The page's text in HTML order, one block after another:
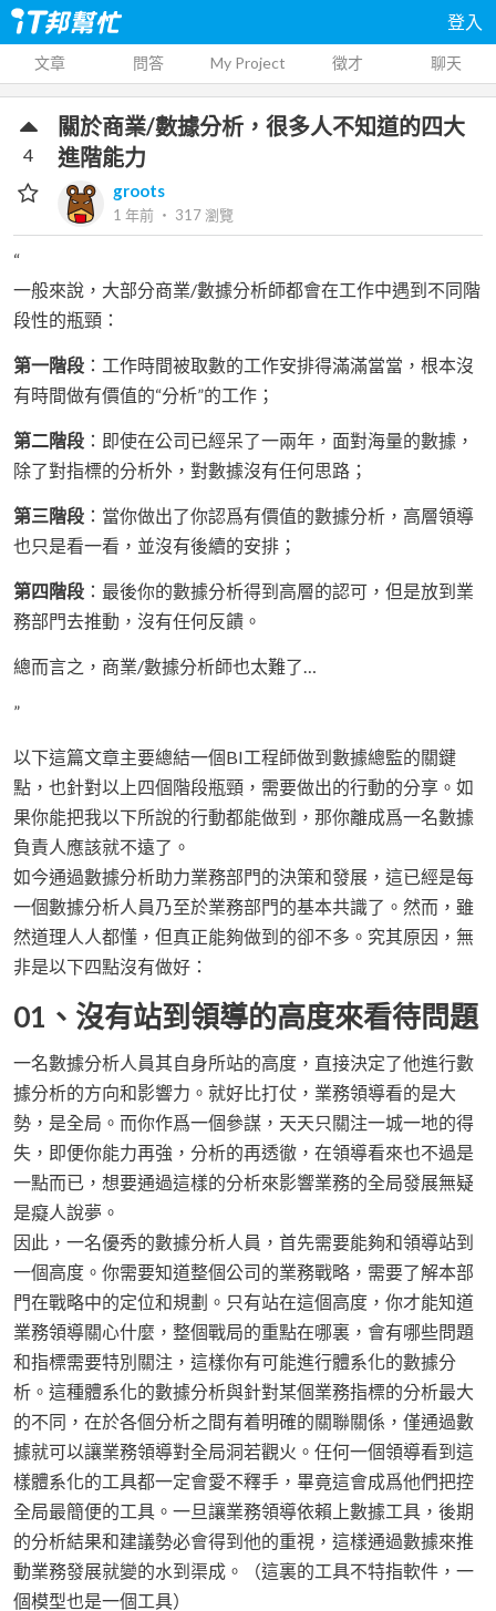
登入
文章 問答 My Project 徵才 聊天
關於商業/數據分析，很多人不知道的四大
進階能力
groots
1 年前 ‧ 317瀏覽
4
“
一般來說，大部分商業/數據分析師都會在工作中遇到不同階
段性的瓶頸：
第一階段 ：工作時間被取數的工作安排得滿滿當當，根本沒
有時間做有價值的“分析”的工作；
第二階段 ：即使在公司已經呆了一兩年，面對海量的數據，
除了對指標的分析外，對數據沒有任何思路；
第三階段 ：當你做出了你認爲有價值的數據分析，高層領導
也只是看一看，並沒有後續的安排；
第四階段 ：最後你的數據分析得到高層的認可，但是放到業
務部門去推動，沒有任何反饋。
總而言之，商業/數據分析師也太難了…
”
以下這篇文章主要總結一個BI工程師做到數據總監的關鍵
點，也針對以上四個階段瓶頸，需要做出的行動的分享。如
果你能把我以下所說的行動都能做到，那你離成爲一名數據
負責人應該就不遠了。
如今通過數據分析助力業務部門的決策和發展，這已經是每
一個數據分析人員乃至於業務部門的基本共識了。然而，雖
然道理人人都懂，但真正能夠做到的卻不多。究其原因，無
非是以下四點沒有做好：
01、沒有站到領導的高度來看待問題
一名數據分析人員其自身所站的高度，直接決定了他進行數
據分析的方向和影響力。就好比打仗，業務領導看的是大
勢，是全局。而你作爲一個參謀，天天只關注一城一地的得
失，即便你能力再強，分析的再透徹，在領導看來也不過是
一點而已，想要通過這樣的分析來影響業務的全局發展無疑
是癡人說夢。
因此，一名優秀的數據分析人員，首先需要能夠和領導站到
一個高度。你需要知道整個公司的業務戰略，需要了解本部
門在戰略中的定位和規劃。只有站在這個高度，你才能知道
業務領導關心什麼，整個戰局的重點在哪裏，會有哪些問題
和指標需要特別關注，這樣你有可能進行體系化的數據分
析。這種體系化的數據分析與針對某個業務指標的分析最大
的不同，在於各個分析之間有着明確的關聯關係，僅通過數
據就可以讓業務領導對全局洞若觀火。任何一個領導看到這
樣體系化的工具都一定會愛不釋手，畢竟這會成爲他們把控
全局最簡便的工具。一旦讓業務領導依賴上數據工具，後期
的分析結果和建議勢必會得到他的重視，這樣通過數據來推
動業務發展就變的水到渠成。（這裏的工具不特指軟件，一
個模型也是一個工具）